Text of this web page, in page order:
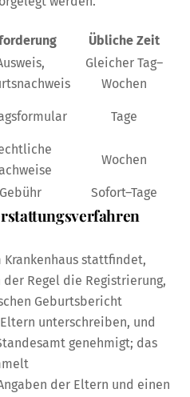
Übliche Zeit
Gleicher Tag–
Wochen
Tage
Wochen
Gebühr Sofort–Tage
stattfindet,
Regel die Registrierung,
Geburtsbericht
unterschreiben, und
genehmigt; das
der Eltern und einen